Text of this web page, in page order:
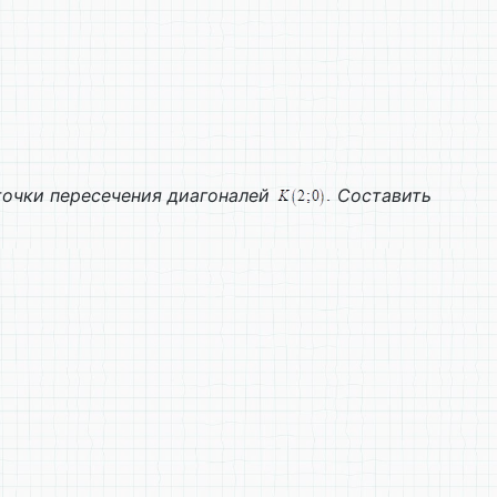
пересечения диагоналей Составить